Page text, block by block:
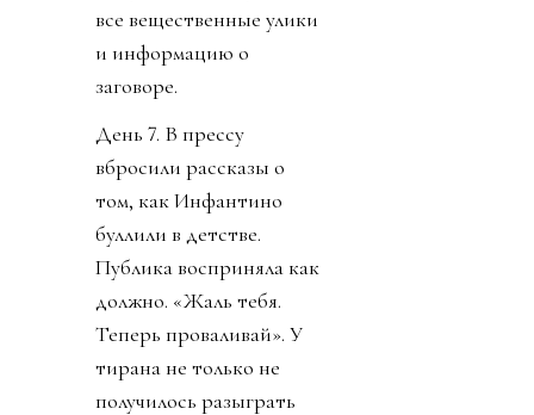
все вещественные улики
и информацию о
заговоре.
День 7. В прессу
вбросили рассказы о
том, как Инфантино
буллили в детстве.
Публика восприняла как
должно. «Жаль тебя.
Теперь проваливай». У
тирана не только не
получилось разыграть